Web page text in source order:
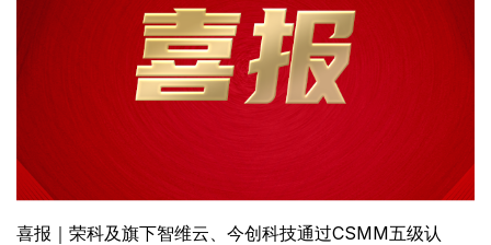
喜报｜荣科及旗下智维云、今创科技通过CSMM五级认